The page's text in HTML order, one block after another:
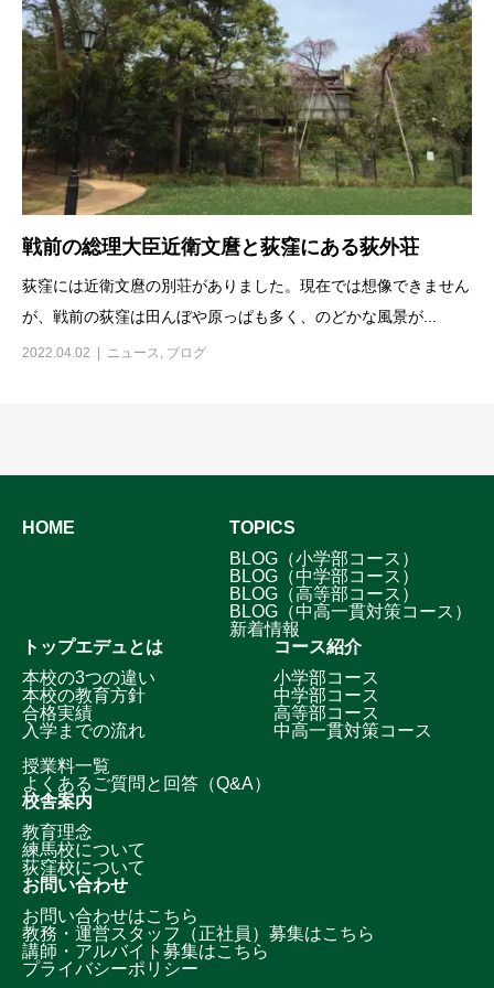
戦前の総理大臣近衛文麿と荻窪にある荻外荘
荻窪には近衛文麿の別荘がありました。現在では想像できません
が、戦前の荻窪は田んぼや原っぱも多く、のどかな風景が...
2022.04.02 ニュース, ブログ
HOME
TOPICS
BLOG（小学部コース）
BLOG（中学部コース）
BLOG（高等部コース）
BLOG（中高一貫対策コース）
新着情報
トップエデュとは
本校の3つの違い
本校の教育方針
合格実績
入学までの流れ
授業料一覧
よくあるご質問と回答（Q&A）
コース紹介
小学部コース
中学部コース
高等部コース
中高一貫対策コース
校舎案内
教育理念
練馬校について
荻窪校について
お問い合わせ
お問い合わせはこちら
教務・運営スタッフ（正社員）募集はこちら
講師・アルバイト募集はこちら
プライバシーポリシー